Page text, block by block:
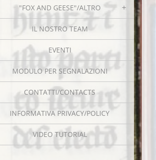
"FOX AND GEESE"/ALTRO
IL NOSTRO TEAM
EVENTI
MODULO PER SEGNALAZIONI
CONTATTI/CONTACTS
INFORMATIVA PRIVACY/POLICY
VIDEO TUTORIAL